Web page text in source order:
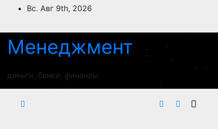
ПерейтиВс. Авг 9th, 2026
Менеджмент
деньги, банки, финансы